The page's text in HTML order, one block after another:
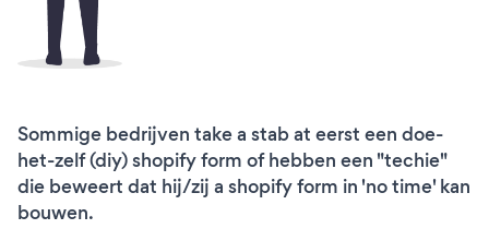
Sommige bedrijven take a stab at eerst een doe-
het-zelf (diy) shopify form of hebben een "techie"
die beweert dat hij/zij a shopify form in 'no time' kan
bouwen.